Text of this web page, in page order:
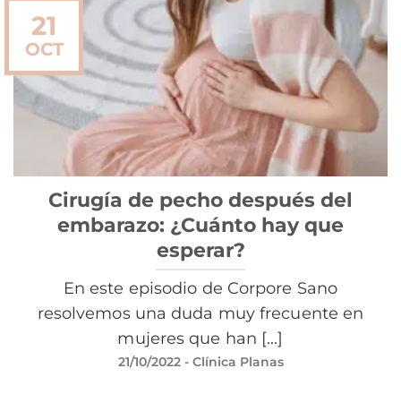
Cirugía de pecho después del
embarazo: ¿Cuánto hay que
esperar?
En este episodio de Corpore Sano
resolvemos una duda muy frecuente en
mujeres que han [...]
21/10/2022- Clínica Planas
21
OCT